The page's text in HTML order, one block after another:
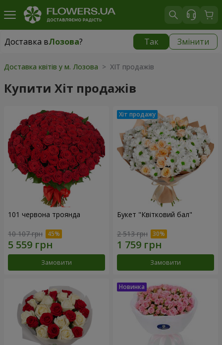
Доставка вЛозова? Так Змінити
Доставка вЛозова|
Доставка квітів у м. Лозова > ХІТ продажів
Купити Хіт продажів
101 червона троянда
10 107 грн
Замовити
Букет "Квітковий бал"
2 513 грн
Замовити